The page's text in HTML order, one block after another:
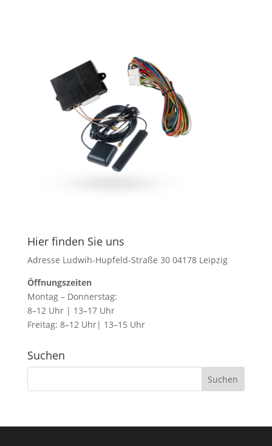
Hier finden Sie uns
Adresse Ludwih-Hupfeld-Straße 30 04178 Leipzig
Öffnungszeiten
Montag – Donnerstag:
8–12 Uhr | 13–17 Uhr
Freitag: 8–12 Uhr| 13–15 Uhr
Suchen